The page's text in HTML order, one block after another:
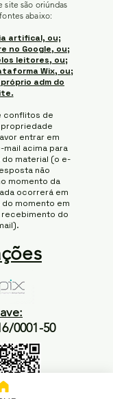
site são oriúndas
abaixo:
artifical, ou;
no Google, ou;
leitores, ou;
Wix, ou;
adm do
conflitos de
entrar em
acima para
material (o e-
não
momento da
ocorrerá em
momento em
recebimento do
0001-50